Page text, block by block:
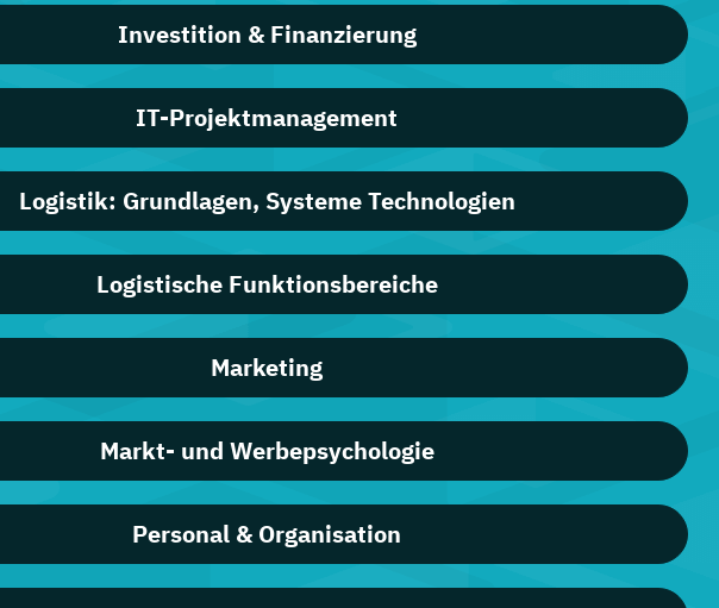
Investition & Finanzierung
IT-Projektmanagement
Logistik: Grundlagen, Systeme Technologien
Logistische Funktionsbereiche
Marketing
Markt- und Werbepsychologie
Personal & Organisation